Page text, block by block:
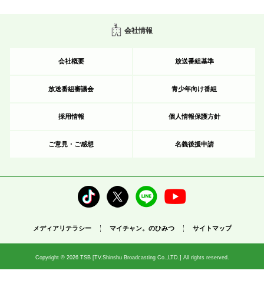
会社情報
会社概要 放送番組基準
放送番組審議会 青少年向け番組
採用情報 個人情報保護方針
ご意見・ご感想 名義後援申請
メディアリテラシー マイチャン。のひみつ サイトマップ
Copyright © 2026 TSB [TV.Shinshu Broadcasting Co.,LTD.] All rights reserved.